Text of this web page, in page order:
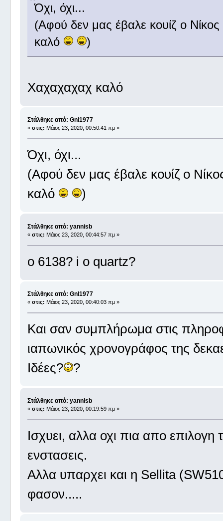
Όχι, όχι...
(Αφού δεν μας έβαλε κουίζ ο
καλό
)
Χαχαχαχαχ καλό
Στάλθηκε από: Gnl1977
« στις: Μάιος 23, 2020, 00:50:41 πμ »
Όχι, όχι...
(Αφού δεν μας έβαλε κουίζ ο
καλό
)
Στάλθηκε από: yannisb
« στις: Μάιος 23, 2020, 00:44:57 πμ »
o 6138? i o quartz?
Στάλθηκε από: Gnl1977
« στις: Μάιος 23, 2020, 00:40:03 πμ »
Και σαν συμπλήρωμα στις
ιαπωνικός χρονογράφος της
Ιδέες?
?
Στάλθηκε από: yannisb
« στις: Μάιος 23, 2020, 00:19:59 πμ »
Ισχυει, αλλα οχι πια απο
ενστασεις.
Αλλα υπαρχει και η Sellita
φασον.....